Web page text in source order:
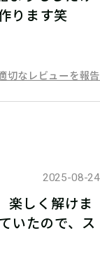
ります笑
切なレビューを報告
2025-08-24
楽しく解けま
いたので、ス